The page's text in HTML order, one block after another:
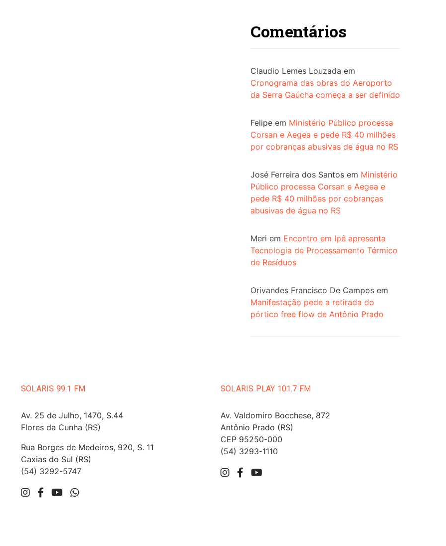
Comentários
Claudio Lemes Louzada em
Cronograma das obras do Aeroporto
da Serra Gaúcha começa a ser definido
Felipe em Ministério Público processa
Corsan e Aegea e pede R$ 40 milhões
por cobranças abusivas de água no RS
José Ferreira dos Santos em Ministério
Público processa Corsan e Aegea e
pede R$ 40 milhões por cobranças
abusivas de água no RS
Meri em Encontro em Ipê apresenta
Tecnologia de Processamento Térmico
de Resíduos
Orivandes Francisco De Campos em
Manifestação pede a retirada do
pórtico free flow de Antônio Prado
SOLARIS 99.1 FM
Av. 25 de Julho, 1470, S.44
Flores da Cunha (RS)
Rua Borges de Medeiros, 920, S. 11
Caxias do Sul (RS)
(54) 3292-5747
SOLARIS PLAY 101.7 FM
Av. Valdomiro Bocchese, 872
Antônio Prado (RS)
CEP 95250-000
(54) 3293-1110